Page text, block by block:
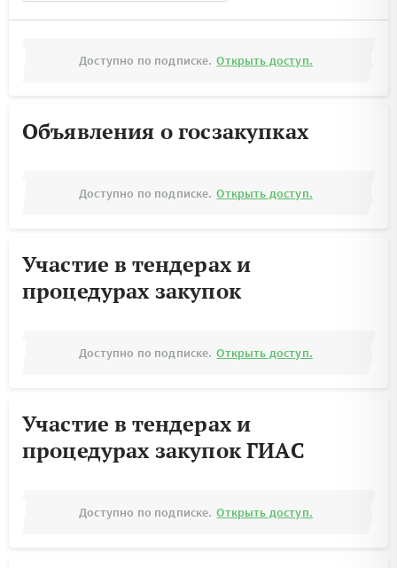
Доступно по подписке. Открыть доступ.
Объявления о госзакупках
Доступно по подписке. Открыть доступ.
Участие в тендерах и
процедурах закупок
Доступно по подписке. Открыть доступ.
Участие в тендерах и
процедурах закупок ГИАС
Доступно по подписке. Открыть доступ.